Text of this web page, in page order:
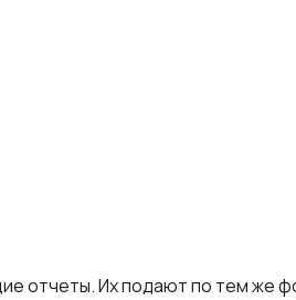
отчеты. Их подают по тем же